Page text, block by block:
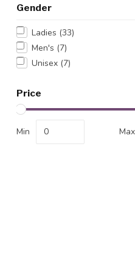
Gender
Ladies (33)
Men's (7)
Unisex (7)
Price
Min Max